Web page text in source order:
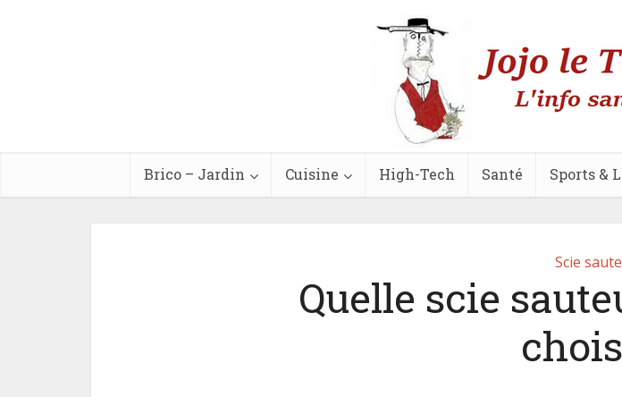
Brico – Jardin Cuisine High-Tech Santé Sports &
Scie
Quelle scie